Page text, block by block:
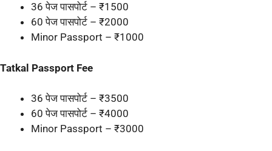
36 पेज पासपोर्ट – ₹1500
60 पेज पासपोर्ट – ₹2000
Minor Passport – ₹1000
Tatkal Passport Fee
36 पेज पासपोर्ट – ₹3500
60 पेज पासपोर्ट – ₹4000
Minor Passport – ₹3000